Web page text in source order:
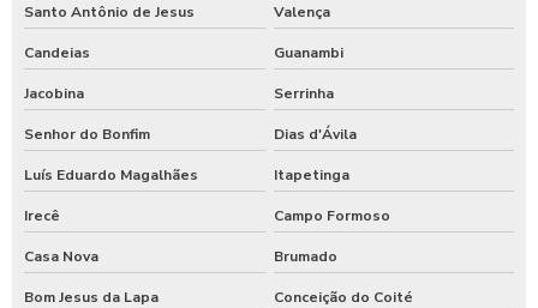
Santo Antônio de Jesus Valença
Candeias Guanambi
Jacobina Serrinha
Senhor do Bonfim Dias d'Ávila
Luís Eduardo Magalhães Itapetinga
Irecê Campo Formoso
Casa Nova Brumado
Bom Jesus da Lapa Conceição do Coité